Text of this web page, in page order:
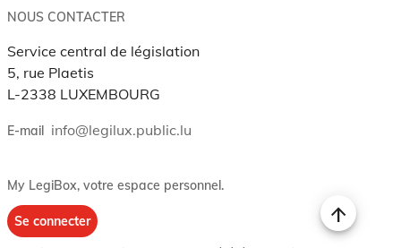
NOUS CONTACTER
Service central de législation
5, rue Plaetis
L-2338 LUXEMBOURG
E-mail info@legilux.public.lu
My LegiBox, votre espace personnel.
Se connecter